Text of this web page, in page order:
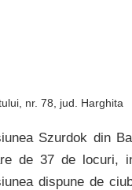
nr. 78 , jud. Harghita
Szurdok din
de 37 de locuri,
dispune de